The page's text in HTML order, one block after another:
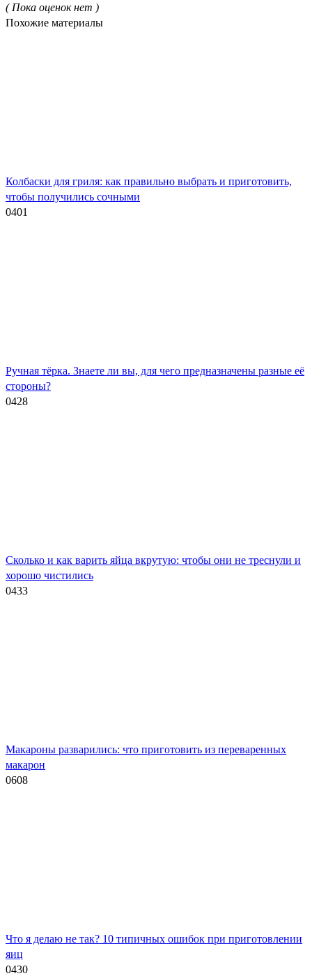
( Пока оценок нет )
Похожие материалы
Колбаски для гриля: как правильно выбрать и приготовить,
чтобы получились сочными
0401
Ручная тёрка. Знаете ли вы, для чего предназначены разные её
стороны?
0428
Сколько и как варить яйца вкрутую: чтобы они не треснули и
хорошо чистились
0433
Макароны разварились: что приготовить из переваренных
макарон
0608
Что я делаю не так? 10 типичных ошибок при приготовлении
яиц
0430